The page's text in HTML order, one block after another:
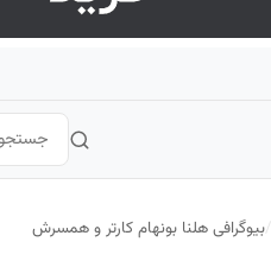
/بیوگرافی هلنا بونهام کارتر و همسرش